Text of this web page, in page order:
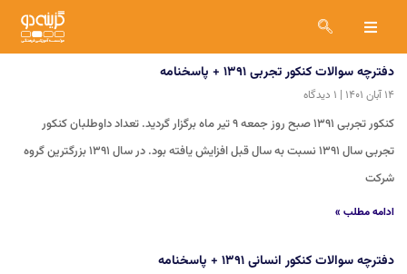
دفترچه سوالات کنکور تجربی ۱۳۹۱ + پاسخنامه
۱۴ آبان ۱۴۰۱
کنکور تجربی ۱۳۹۱ صبح روز جمعه ۹ تیر ماه برگزار گردید. تعداد داوطلبان کنکور
تجربی سال ۱۳۹۱ نسبت به سال قبل افزایش یافته بود. در سال ۱۳۹۱ بزرگترین گروه
شرکت
ادامه مطلب »
دفترچه سوالات کنکور انسانی ۱۳۹۱ + پاسخنامه